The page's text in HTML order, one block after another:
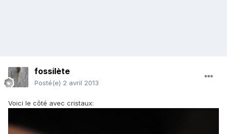
fossilète
Posté(e) 2 avril 2013
Voici le côté avec cristaux: